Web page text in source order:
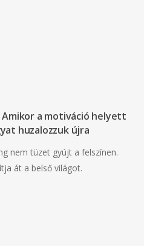
Amikor a motiváció helyett
huzalozzuk újra
nem tüzet gyújt a felszínen.
át a belső világot.